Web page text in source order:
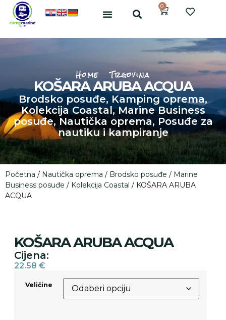
0
Home Trgovina
KOŠARA ARUBA ACQUA
Brodsko posuđe, Kamping oprema,
Kolekcija Coastal,Marine Business
posuđe, Nautička oprema, Posuđe za
nautiku i kampiranje
Početna / Nautička oprema / Brodsko posuđe / Marine
Business posuđe / Kolekcija Coastal / KOŠARA ARUBA
ACQUA
KOŠARA ARUBA ACQUA
Cijena:
22.58 €
Veličine